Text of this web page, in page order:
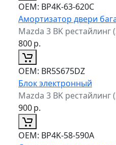
ОЕМ: BP4K-63-620C
Амортизатор двери
Mazda 3 BK рестайлинг
800р.
ОЕМ: BR5S675DZ
Блок электронный
Mazda 3 BK рестайлинг
900р.
ОЕМ: BP4K-58-590A